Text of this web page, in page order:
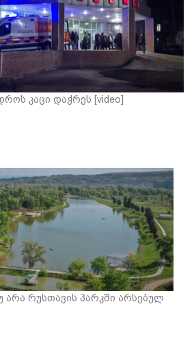
კაცი დაჭრეს [video]
რუსთავის პარკში არსებულ